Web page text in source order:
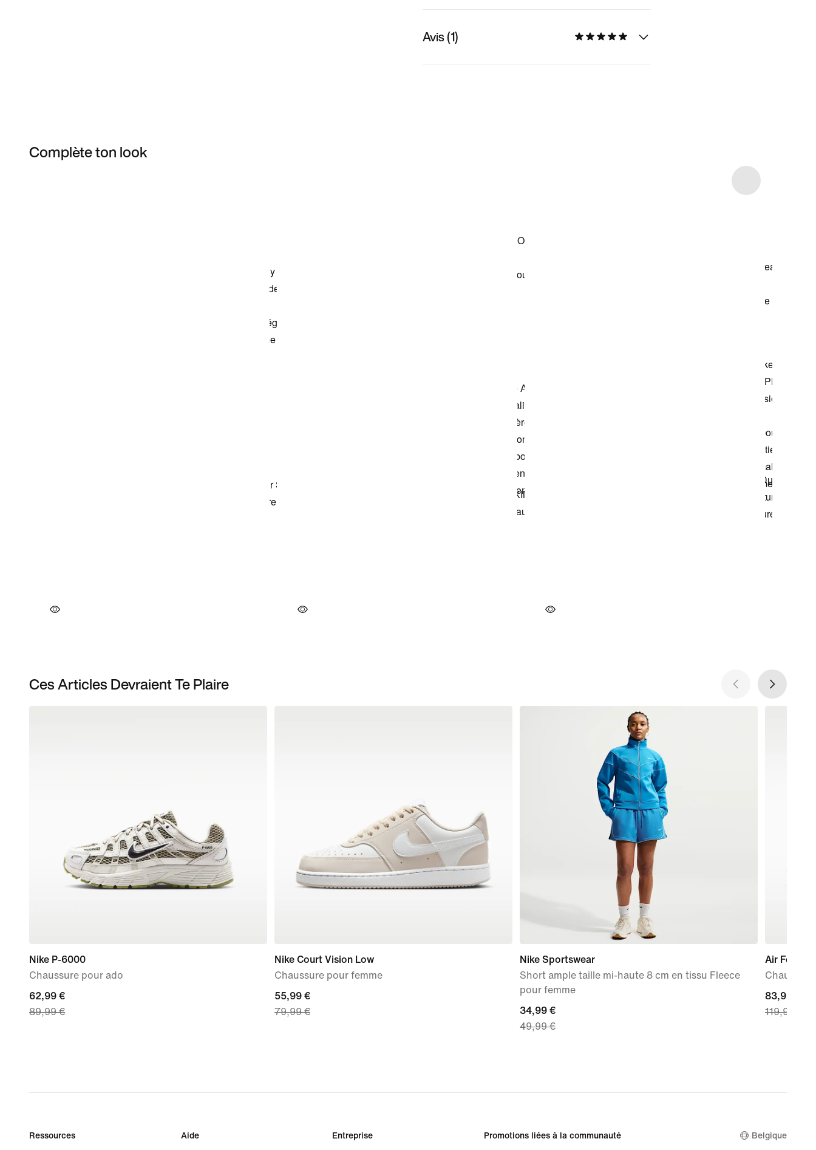
Avis (1)
Complète ton look
Ces Articles Devraient Te Plaire
Nike P-6000
Chaussure pour ado
current
price
62,99 €
89,99 €
Nike Court Vision Low
Chaussure pour femme
current
price
55,99 €
79,99 €
Nike Sportswear
Short ample taille mi-haute 8 cm en tissu Fleece
pour femme
current
price
49,99 €
34,99 €
49,99 €
Air Force
current
price
83,99 €
119,99 €
Ressources Aide Entreprise Promotions liées à la communauté Belgique